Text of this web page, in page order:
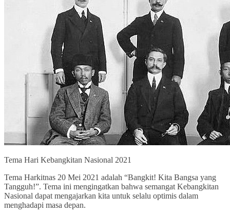
Tema Hari Kebangkitan Nasional 2021
Tema Harkitnas 20 Mei 2021 adalah “Bangkit! Kita Bangsa yang
Tangguh!”. Tema ini mengingatkan bahwa semangat Kebangkitan
Nasional dapat mengajarkan kita untuk selalu optimis dalam
menghadapi masa depan.